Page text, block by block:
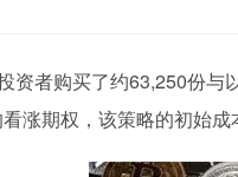
资者购买了约63,250份与
涨期权，该策略的初始